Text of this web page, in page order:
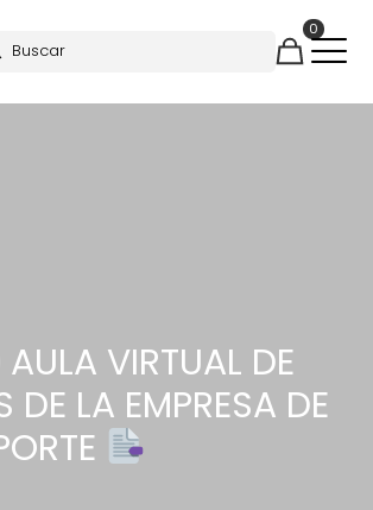
0
VIRTUAL DE
DE LA EMPRESA DE